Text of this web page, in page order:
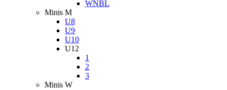
WNBL
Minis M
U8
U9
U10
U12
1
2
3
Minis W